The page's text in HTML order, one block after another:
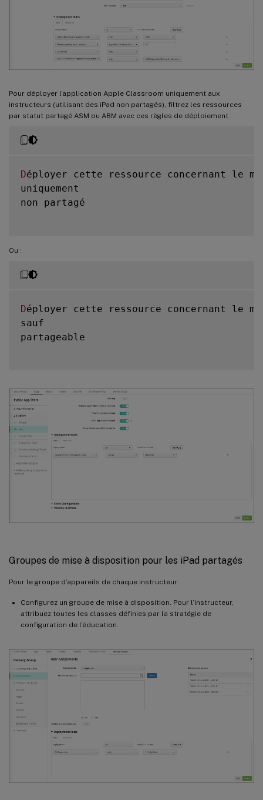
Pour déployer l’application Apple Classroom uniquement aux
instructeurs (utilisant des iPad non partagés), filtrez les ressources
par statut partagé ASM ou ABM avec ces règles de déploiement :
Déployer cette ressource concernant le
uniquement
non partagé
Ou :
Déployer cette ressource concernant le
sauf
partageable
Groupes de mise à disposition pour les iPad partagés
Pour le groupe d’appareils de chaque instructeur :
Configurez un groupe de mise à disposition. Pour l’instructeur,
attribuez toutes les classes définies par la stratégie de
configuration de l’éducation.